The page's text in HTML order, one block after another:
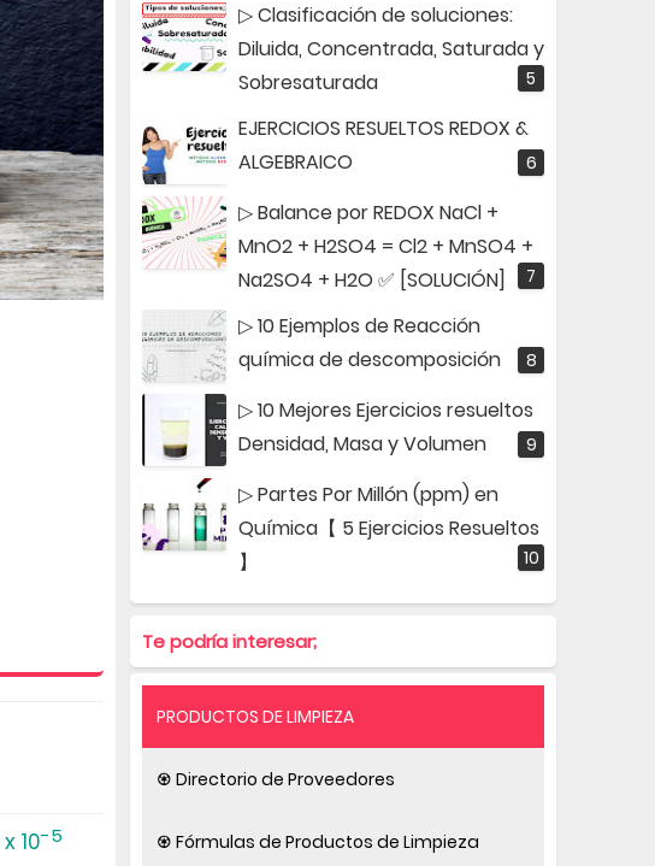
10-5
▷ Clasificación de soluciones:
Diluida, Concentrada, Saturada y
Sobresaturada
EJERCICIOS RESUELTOS REDOX &
ALGEBRAICO
▷ Balance por REDOX NaCl +
MnO2 + H2SO4 = Cl2 + MnSO4 +
Na2SO4 + H2O ✅ [SOLUCIÓN]
▷ 10 Ejemplos de Reacción
química de descomposición
▷ 10 Mejores Ejercicios resueltos
Densidad, Masa y Volumen
▷ Partes Por Millón (ppm) en
Química【 5 Ejercicios Resueltos
】
Te podría interesar;
PRODUCTOS DE LIMPIEZA
♼ Directorio de Proveedores
♼ Fórmulas de Productos de Limpieza